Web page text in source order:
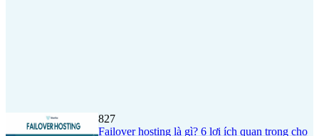
827
Failover hosting là gì? 6 lợi ích quan trọng cho